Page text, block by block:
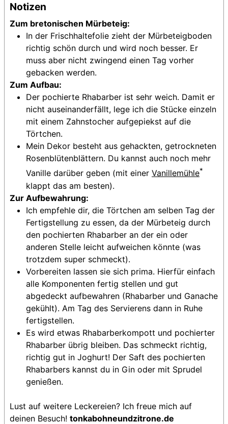
Notizen
Zum bretonischen Mürbeteig:
In der Frischhaltefolie zieht der Mürbeteigboden
richtig schön durch und wird noch besser. Er
muss aber nicht zwingend einen Tag vorher
gebacken werden.
Zum Aufbau:
Der pochierte Rhabarber ist sehr weich. Damit er
nicht auseinanderfällt, lege ich die Stücke einzeln
mit einem Zahnstocher aufgepiekst auf die
Törtchen.
Mein Dekor besteht aus gehackten, getrockneten
Rosenblütenblättern. Du kannst auch noch mehr
Vanille darüber geben (mit einer Vanillemühle*
klappt das am besten).
Zur Aufbewahrung:
Ich empfehle dir, die Törtchen am selben Tag der
Fertigstellung zu essen, da der Mürbeteig durch
den pochierten Rhabarber an der ein oder
anderen Stelle leicht aufweichen könnte (was
trotzdem super schmeckt).
Vorbereiten lassen sie sich prima. Hierfür einfach
alle Komponenten fertig stellen und gut
abgedeckt aufbewahren (Rhabarber und Ganache
gekühlt). Am Tag des Servierens dann in Ruhe
fertigstellen.
Es wird etwas Rhabarberkompott und pochierter
Rhabarber übrig bleiben. Das schmeckt richtig,
richtig gut in Joghurt! Der Saft des pochierten
Rhabarbers kannst du in Gin oder mit Sprudel
genießen.
Lust auf weitere Leckereien? Ich freue mich auf
deinen Besuch! tonkabohneundzitrone.de